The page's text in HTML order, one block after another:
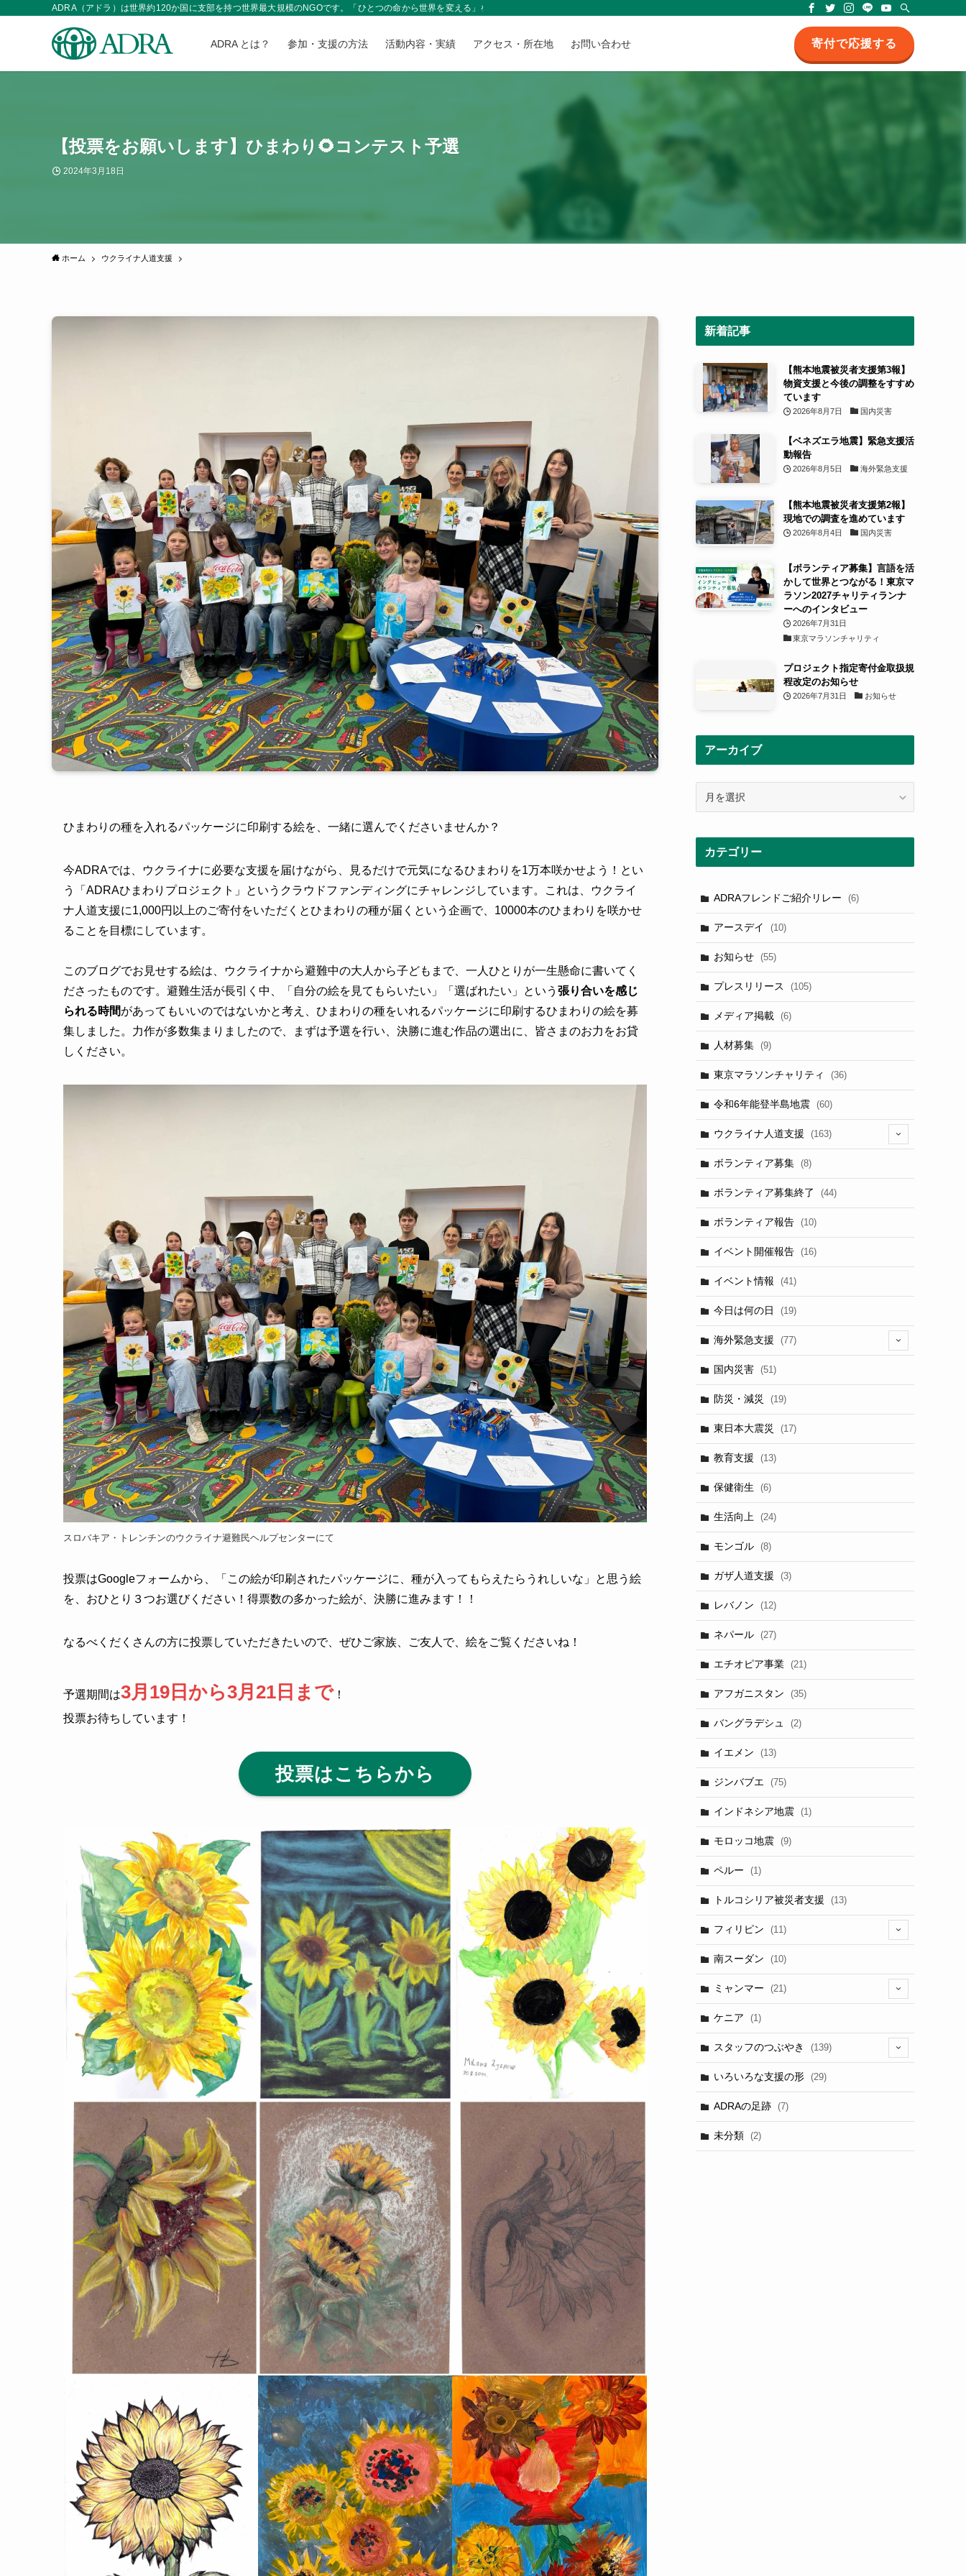
ADRA（アドラ）は世界約120か国に支部を持つ世界最大規模のNGOです。「ひとつの命から世界を変える」をモットーに、皆さまからの温かいご支援のもと、紛争・災害被災地や途上国において一人ひとりに寄り添う活動に取り組
ADRA とは？ 参加・支援の方法 活動内容・実績 アクセス・所在地 お問い合わせ 寄付で応援する
【投票をお願いします】ひまわり🌻コンテスト予選
2024年3月18日
ホーム ウクライナ人道支援
ひまわりの種を入れるパッケージに印刷する絵を、一緒に選んでくださいませんか？
今ADRAでは、ウクライナに必要な支援を届けながら、見るだけで元気になるひまわりを1万本咲かせよう！とい
う「ADRAひまわりプロジェクト」というクラウドファンディングにチャレンジしています。これは、ウクライ
ナ人道支援に1,000円以上のご寄付をいただくとひまわりの種が届くという企画で、10000本のひまわりを咲かせ
ることを目標にしています。
このブログでお見せする絵は、ウクライナから避難中の大人から子どもまで、一人ひとりが一生懸命に書いてく
ださったものです。避難生活が長引く中、「自分の絵を見てもらいたい」「選ばれたい」という 張り合いを感じ
られる時間があってもいいのではないかと考え、ひまわりの種をいれるパッケージに印刷するひまわりの絵を募
集しました。力作が多数集まりましたので、まずは予選を行い、決勝に進む作品の選出に、皆さまのお力をお貸
しください。
スロバキア・トレンチンのウクライナ避難民ヘルプセンターにて
投票はGoogleフォームから、「この絵が印刷されたパッケージに、種が入ってもらえたらうれしいな」と思う絵
を、おひとり３つお選びください！得票数の多かった絵が、決勝に進みます！！
なるべくだくさんの方に投票していただきたいので、ぜひご家族、ご友人で、絵をご覧くださいね！
予選期間は3月19日から3月21日まで！
投票お待ちしています！
投票はこちらから
新着記事
【熊本地震被災者支援第3報】
物資支援と今後の調整をすすめ
ています
2026年8月7日 国内災害
【ベネズエラ地震】緊急支援活
動報告
2026年8月5日 海外緊急支援
【熊本地震被災者支援第2報】
現地での調査を進めています
2026年8月4日 国内災害
【ボランティア募集】言語を活
かして世界とつながる！東京マ
ラソン2027チャリティランナ
ーへのインタビュー
2026年7月31日
東京マラソンチャリティ
プロジェクト指定寄付金取扱規
程改定のお知らせ
2026年7月31日 お知らせ
アーカイブ
イ
カテゴリー
ADRAフレンドご紹介リレー (6)
アースデイ (10)
お知らせ (55)
プレスリリース (105)
メディア掲載 (6)
人材募集 (9)
東京マラソンチャリティ (36)
令和6年能登半島地震 (60)
ウクライナ人道支援 (163)
ボランティア募集 (8)
ボランティア募集終了 (44)
ボランティア報告 (10)
イベント開催報告 (16)
イベント情報 (41)
今日は何の日 (19)
海外緊急支援 (77)
国内災害 (51)
防災・減災 (19)
東日本大震災 (17)
教育支援 (13)
保健衛生 (6)
生活向上 (24)
モンゴル (8)
ガザ人道支援 (3)
レバノン (12)
ネパール (27)
エチオピア事業 (21)
アフガニスタン (35)
バングラデシュ (2)
イエメン (13)
ジンバブエ (75)
インドネシア地震 (1)
モロッコ地震 (9)
ペルー (1)
トルコシリア被災者支援 (13)
フィリピン (11)
南スーダン (10)
ミャンマー (21)
ケニア (1)
スタッフのつぶやき (139)
(3)
いろいろな支援の形 (29)
ADRAの足跡 (7)
未分類 (2)